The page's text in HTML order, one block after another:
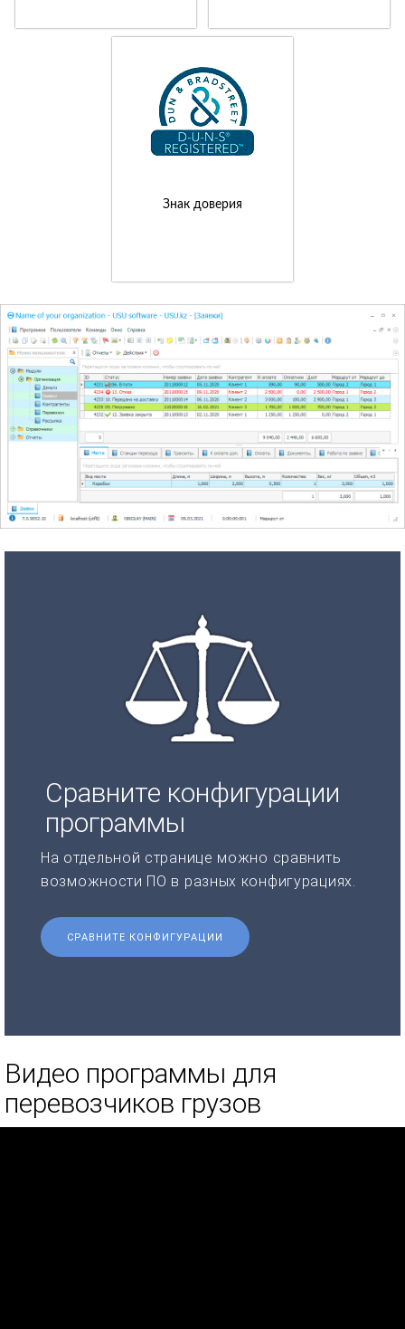
Знак доверия
Сравните конфигурации
программы
На отдельной странице можно сравнить
возможности ПО в разных конфигурациях.
СРАВНИТЕ КОНФИГУРАЦИИ
Видео программы для
перевозчиков грузов